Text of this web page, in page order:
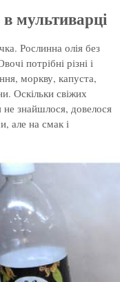
мультиварці
Рослинна олія без
потрібні різні і
моркву, капуста,
Оскільки свіжих
не знайшлося, довелося
але на смак і